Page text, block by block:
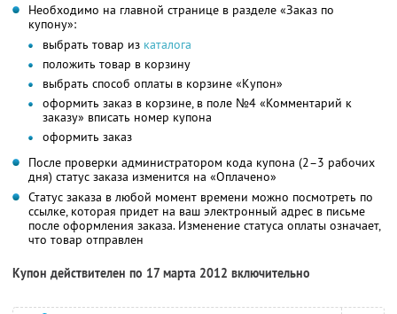
Необходимо на главной странице в разделе «Заказ по
купону»:
выбрать товар из каталога
положить товар в корзину
выбрать способ оплаты в корзине «Купон»
оформить заказ в корзине, в поле №4 «Комментарий к
заказу» вписать номер купона
оформить заказ
После проверки администратором кода купона (2–3 рабочих
дня) статус заказа изменится на «Оплачено»
Статус заказа в любой момент времени можно посмотреть по
ссылке, которая придет на ваш электронный адрес в письме
после оформления заказа. Изменение статуса оплаты означает,
что товар отправлен
Купон действителен по 17 марта 2012 включительно